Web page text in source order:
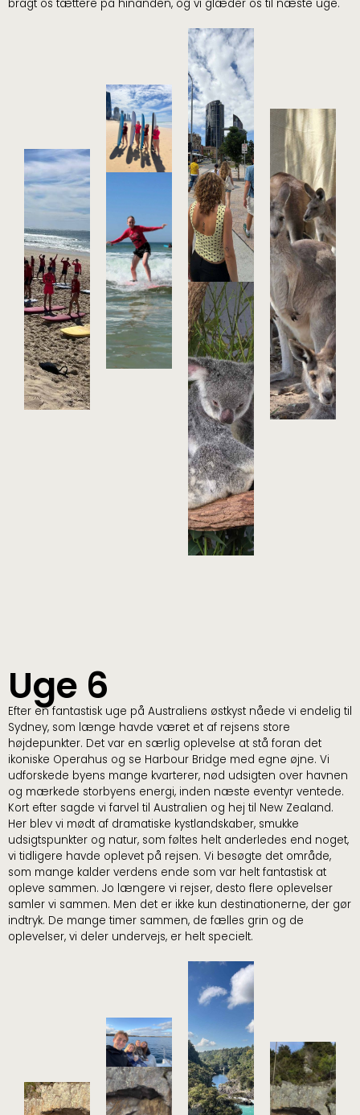
bragt os tættere på hinanden, og vi glæder os til næste uge.
Uge 6
Efter en fantastisk uge på Australiens østkyst nåede vi endelig til
Sydney, som længe havde været et af rejsens store
højdepunkter. Det var en særlig oplevelse at stå foran det
ikoniske Operahus og se Harbour Bridge med egne øjne. Vi
udforskede byens mange kvarterer, nød udsigten over havnen
og mærkede storbyens energi, inden næste eventyr ventede.
Kort efter sagde vi farvel til Australien og hej til New Zealand.
Her blev vi mødt af dramatiske kystlandskaber, smukke
udsigtspunkter og natur, som føltes helt anderledes end noget,
vi tidligere havde oplevet på rejsen. Vi besøgte det område,
som mange kalder verdens ende som var helt fantastisk at
opleve sammen. Jo længere vi rejser, desto flere oplevelser
samler vi sammen. Men det er ikke kun destinationerne, der gør
indtryk. De mange timer sammen, de fælles grin og de
oplevelser, vi deler undervejs, er helt specielt.